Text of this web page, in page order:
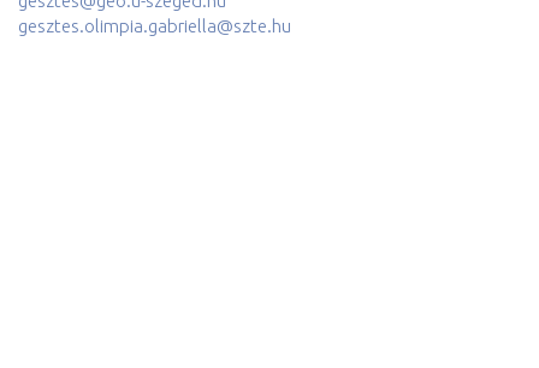
gesztes.olimpia.gabriella@szte.hu